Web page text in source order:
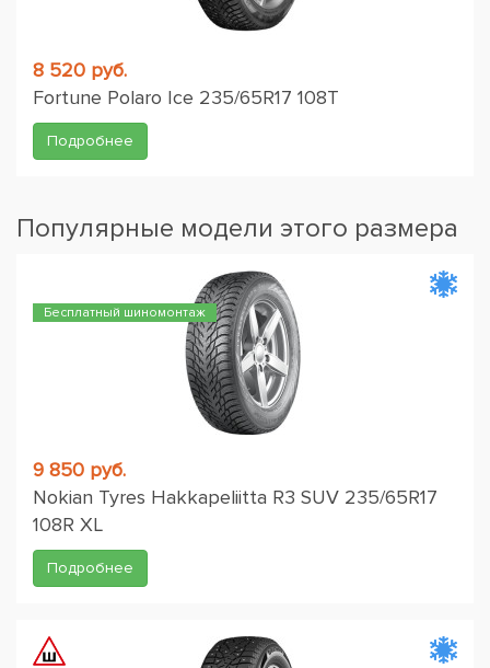
8 520 руб.
Fortune Polaro Ice 235/65R17 108T
Подробнее
Популярные модели этого размера
Бесплатный шиномонтаж
9 850 руб.
Nokian Tyres Hakkapeliitta R3 SUV 235/65R17
108R XL
Подробнее